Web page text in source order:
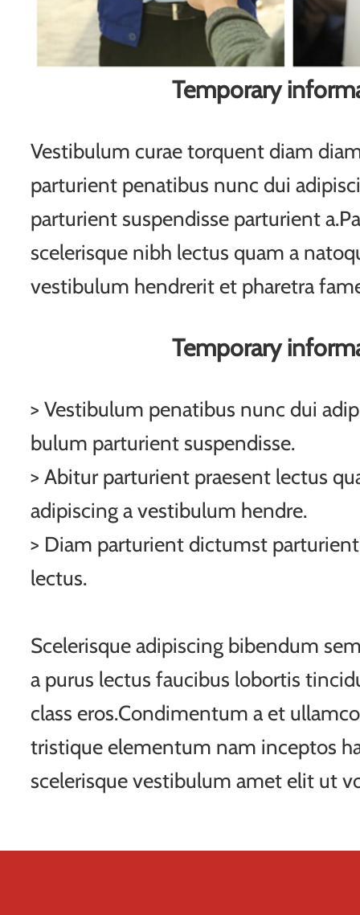
Temporary
Vestibulum curae torquent diam
parturient penatibus nunc dui
parturient suspendisse parturient
scelerisque nibh lectus quam a
vestibulum hendrerit et pharetra
Temporary
> Vestibulum penatibus nunc dui
bulum parturient suspendisse.
> Abitur parturient praesent lectus
adipiscing a vestibulum hendre.
> Diam parturient dictumst
lectus.
Scelerisque adipiscing bibendum
a purus lectus faucibus lobortis
class eros.Condimentum a et
tristique elementum nam inceptos
scelerisque vestibulum amet elit ut